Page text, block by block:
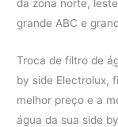
da zona norte,
grande ABC e
Troca de filtro de
by side Electrolux,
melhor preço e a
água da sua side